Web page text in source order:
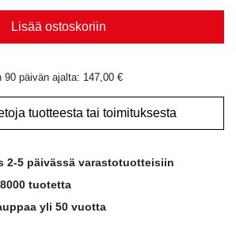
Lisää ostoskoriin
90 päivän ajalta: 147,00 €
tuotteesta tai toimituksesta
2-5 päivässä varastotuotteisiin
tuotetta
yli 50 vuotta